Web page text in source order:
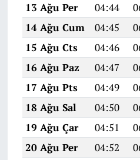
13 Ağu Per
04:44
14 Ağu Cum
04:45
15 Ağu Cts
04:46
16 Ağu Paz
04:47
17 Ağu Pts
04:49
18 Ağu Sal
04:50
19 Ağu Çar
04:51
20 Ağu Per
04:52